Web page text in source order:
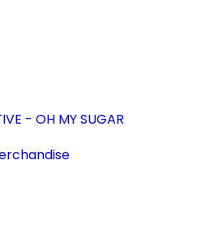
- OH MY SUGAR